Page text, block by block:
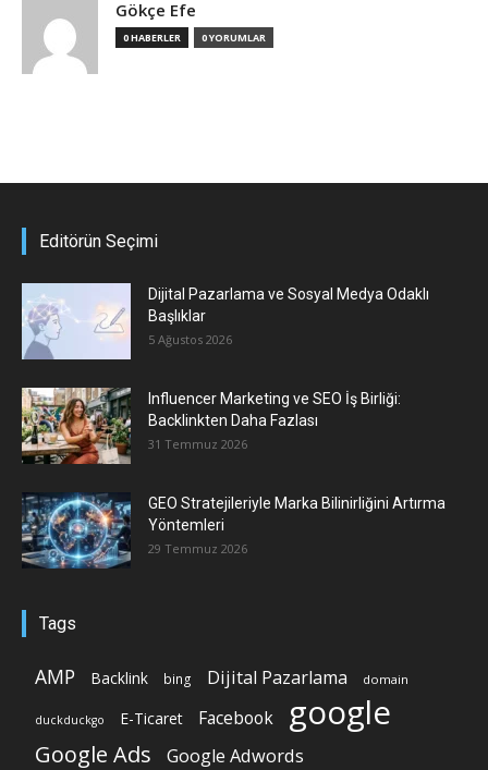
Gökçe Efe
0 HABERLER 0 YORUMLAR
Editörün Seçimi
Dijital Pazarlama ve Sosyal Medya Odaklı
Başlıklar
5 Ağustos 2026
Influencer Marketing ve SEO İş Birliği:
Backlinkten Daha Fazlası
31 Temmuz 2026
GEO Stratejileriyle Marka Bilinirliğini Artırma
Yöntemleri
29 Temmuz 2026
Tags
AMP Backlink bing Dijital Pazarlama domain
duckduckgo E-Ticaret Facebook google
Google Ads Google Adwords